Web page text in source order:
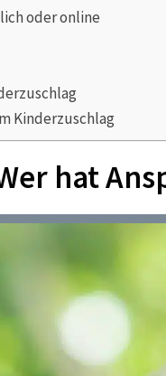
oder online
Kinderzuschlag
hat